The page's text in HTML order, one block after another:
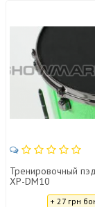
Тренировочный
XP-DM10
+ 27 грн